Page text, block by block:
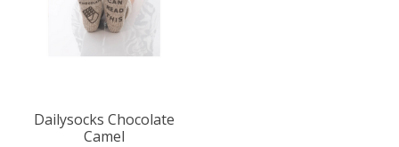
Dailysocks Chocolate
Camel